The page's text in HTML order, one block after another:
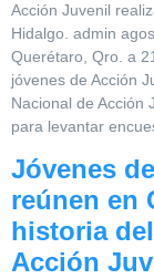
Acción Juvenil
Hidalgo. admin
Querétaro, Qro. a
jóvenes de Acción
Nacional de Acción
para levantar
Jóvenes
reúnen en
historia
Acción